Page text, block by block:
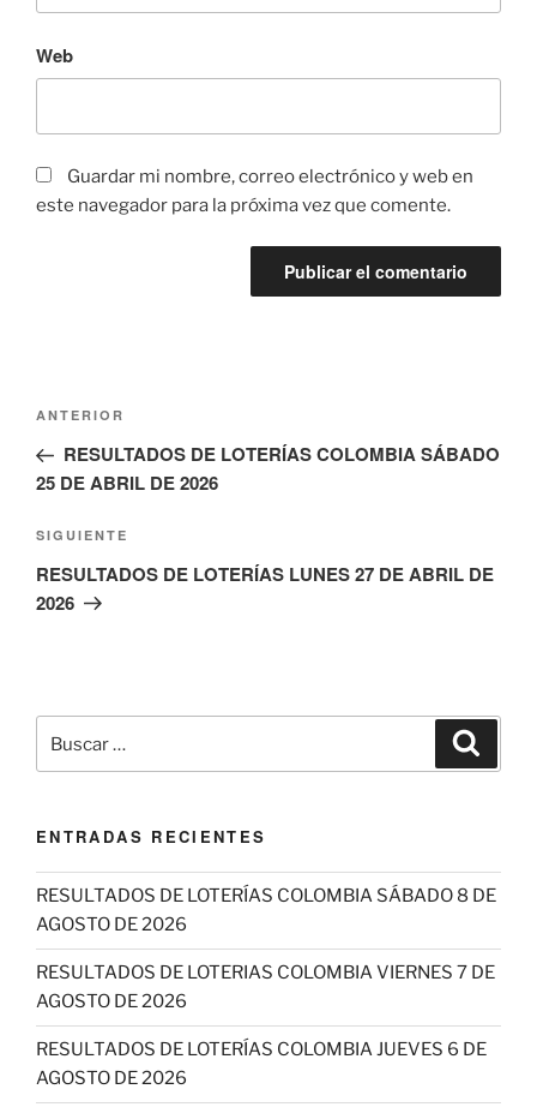
Web
Guardar mi nombre, correo electrónico y web en
este navegador para la próxima vez que comente.
Navegación
entradas
Entrada
anterior:
ANTERIOR
RESULTADOS DE LOTERÍAS COLOMBIA SÁBADO
25 DE ABRIL DE 2026
Siguiente
entrada
SIGUIENTE
RESULTADOS DE LOTERÍAS LUNES 27 DE ABRIL DE
2026
por:
ENTRADAS RECIENTES
RESULTADOS DE LOTERÍAS COLOMBIA SÁBADO 8 DE
AGOSTO DE 2026
RESULTADOS DE LOTERIAS COLOMBIA VIERNES 7 DE
AGOSTO DE 2026
RESULTADOS DE LOTERÍAS COLOMBIA JUEVES 6 DE
AGOSTO DE 2026